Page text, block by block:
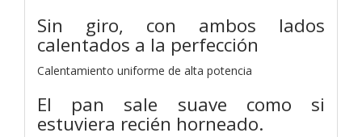
Sin giro, con ambos lados
calentados a la perfección
Calentamiento uniforme de alta potencia
El pan sale suave como si
estuviera recién horneado.